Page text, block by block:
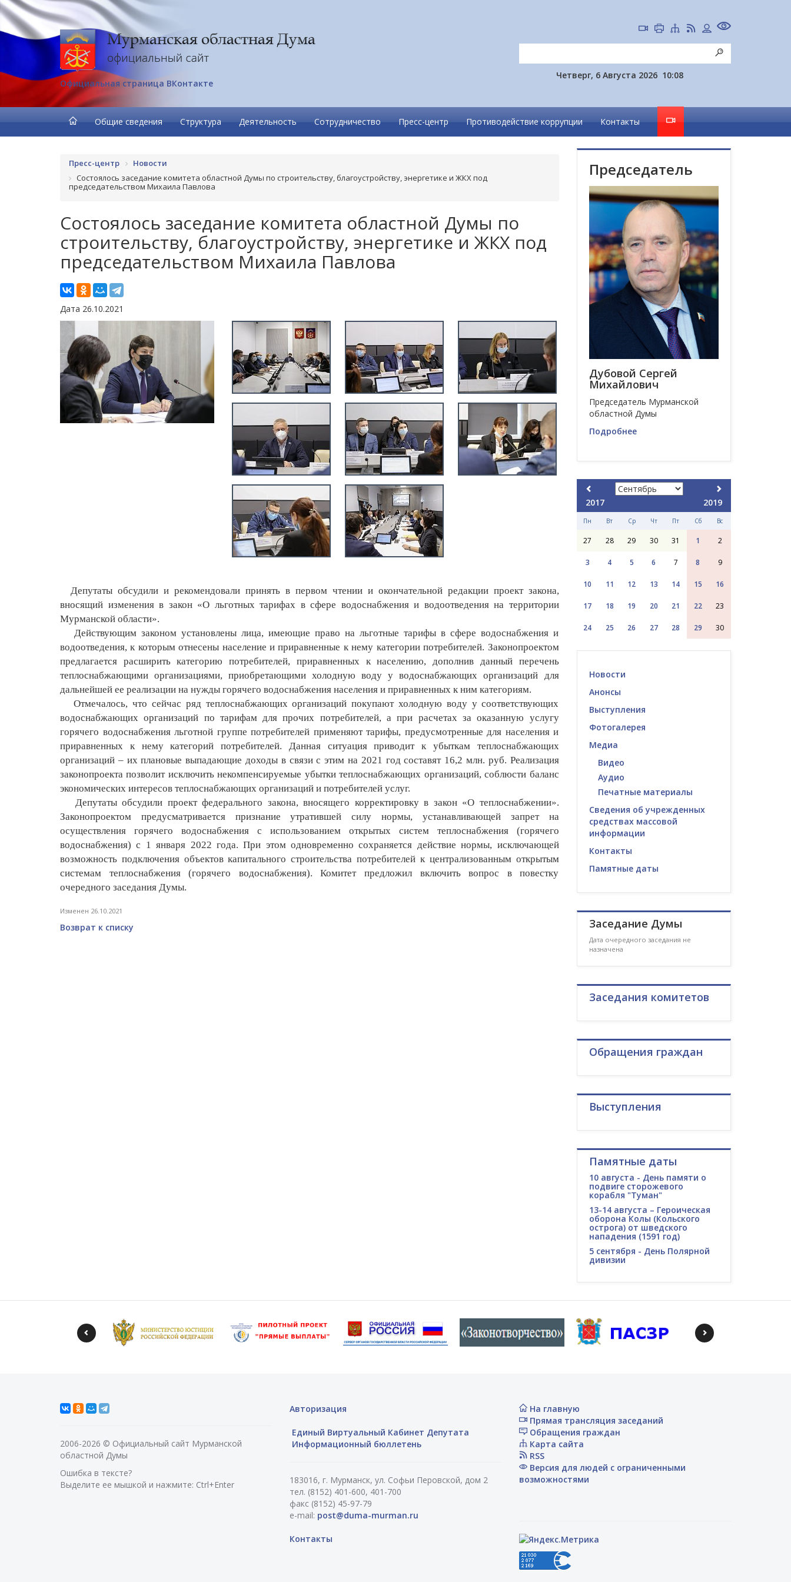
Официальная страница ВКонтакте
Четверг, 6 Августа 2026 10:08
Общие сведения Структура Деятельность Сотрудничество Пресс-центр Противодействие коррупции Контакты
Пресс-центр
Новости
Состоялось заседание комитета областной Думы по строительству, благоустройству, энергетике и ЖКХ под
председательством Михаила Павлова
Состоялось заседание комитета областной Думы по
строительству, благоустройству, энергетике и ЖКХ под
председательством Михаила Павлова
Дата 26.10.2021
Депутаты обсудили и рекомендовали принять в первом чтении и окончательной редакции проект закона,
вносящий изменения в закон «О льготных тарифах в сфере водоснабжения и водоотведения на территории
Мурманской области».
Действующим законом установлены лица, имеющие право на льготные тарифы в сфере водоснабжения и
водоотведения, к которым отнесены население и приравненные к нему категории потребителей. Законопроектом
предлагается расширить категорию потребителей, приравненных к населению, дополнив данный перечень
теплоснабжающими организациями, приобретающими холодную воду у водоснабжающих организаций для
дальнейшей ее реализации на нужды горячего водоснабжения населения и приравненных к ним категориям.
Отмечалось, что сейчас ряд теплоснабжающих организаций покупают холодную воду у соответствующих
водоснабжающих организаций по тарифам для прочих потребителей, а при расчетах за оказанную услугу
горячего водоснабжения льготной группе потребителей применяют тарифы, предусмотренные для населения и
приравненных к нему категорий потребителей. Данная ситуация приводит к убыткам теплоснабжающих
организаций – их плановые выпадающие доходы в связи с этим на 2021 год составят 16,2 млн. руб. Реализация
законопроекта позволит исключить некомпенсируемые убытки теплоснабжающих организаций, соблюсти баланс
экономических интересов теплоснабжающих организаций и потребителей услуг.
Депутаты обсудили проект федерального закона, вносящего корректировку в закон «О теплоснабжении».
Законопроектом предусматривается признание утратившей силу нормы, устанавливающей запрет на
осуществления горячего водоснабжения с использованием открытых систем теплоснабжения (горячего
водоснабжения) с 1 января 2022 года. При этом одновременно сохраняется действие нормы, исключающей
возможность подключения объектов капитального строительства потребителей к централизованным открытым
системам теплоснабжения (горячего водоснабжения). Комитет предложил включить вопрос в повестку
очередного заседания Думы.
Изменен 26.10.2021
Возврат к списку
Председатель
Дубовой Сергей
Михайлович
Председатель Мурманской
областной Думы
Подробнее
2017 2019
Пн Вт Ср Чт Пт Сб Вс
27 28 29 30 31 1 2
3 4 5 6 7 8 9
10 11 12 13 14 15 16
17 18 19 20 21 22 23
24 25 26 27 28 29 30
Новости
Анонсы
Выступления
Фотогалерея
Медиа
Видео
Аудио
Печатные материалы
Сведения об учрежденных
средствах массовой
информации
Контакты
Памятные даты
Заседание Думы
Дата очередного заседания не
назначена
Заседания комитетов
Обращения граждан
Выступления
Памятные даты
10 августа - День памяти о
подвиге сторожевого
корабля "Туман"
13-14 августа – Героическая
оборона Колы (Кольского
острога) от шведского
нападения (1591 год)
5 сентября - День Полярной
дивизии
2006-2026 © Официальный сайт Мурманской
областной Думы
Ошибка в тексте?
Выделите ее мышкой и нажмите: Ctrl+Enter
Авторизация
Единый Виртуальный Кабинет Депутата
Информационный бюллетень
183016, г. Мурманск, ул. Софьи Перовской, дом 2
тел. (8152) 401-600, 401-700
факс (8152) 45-97-79
e-mail: post@duma-murman.ru
Контакты
На главную
Прямая трансляция заседаний
Обращения граждан
Карта сайта
RSS
Версия для людей с ограниченными
возможностями